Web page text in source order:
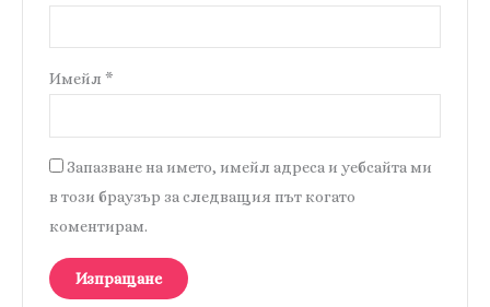
Имейл*
Запазване на името, имейл адреса и уебсайта ми
в този браузър за следващия път когато
коментирам.